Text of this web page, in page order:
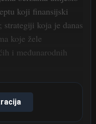
koji finansijski
; strategiji koja je danas
koje žele
i međunarodnih